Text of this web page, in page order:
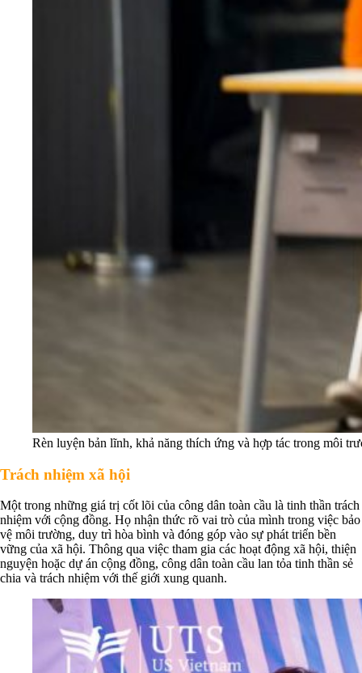
Rèn luyện bản lĩnh, khả năng thích ứng và hợp tác trong môi
Trách nhiệm xã hội
Một trong những giá trị cốt lõi của công dân toàn cầu là tinh thần trách
nhiệm với cộng đồng. Họ nhận thức rõ vai trò của mình trong việc bảo
vệ môi trường, duy trì hòa bình và đóng góp vào sự phát triển bền
vững của xã hội. Thông qua việc tham gia các hoạt động xã hội, thiện
nguyện hoặc dự án cộng đồng, công dân toàn cầu lan tỏa tinh thần sẻ
chia và trách nhiệm với thế giới xung quanh.